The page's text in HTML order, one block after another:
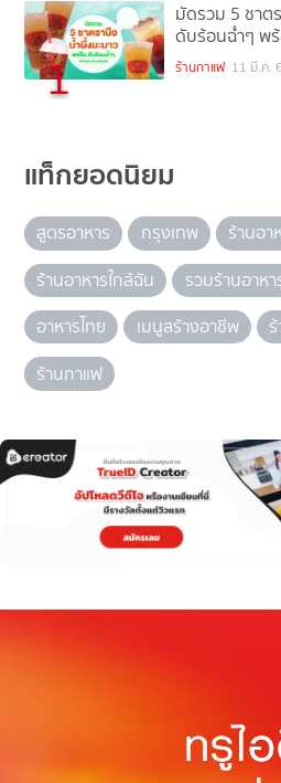
1
มัดรวม 5 ชาต
ดับร้อนฉ่ำๆ พ
ร้านกาแฟ 11 มี.ค.
แท็กยอดนิยม
สูตรอาหาร กรุงเทพ
ร้านอา
ร้านอาหารใกล้ฉัน
รวมร้านอาหา
อาหารไทย
เมนูสร้างอาชีพ
ร้านกาแฟ